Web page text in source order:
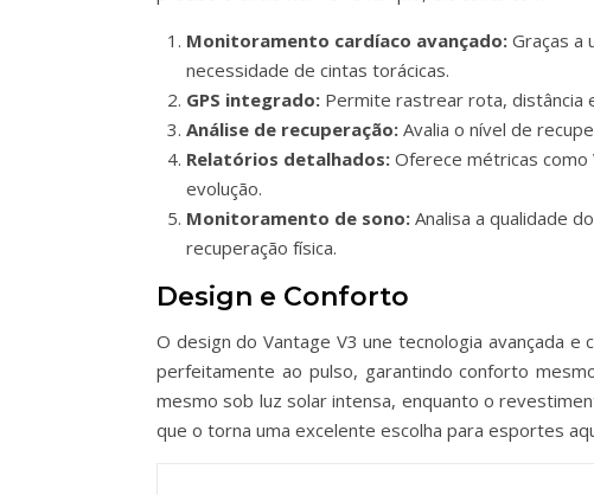
Monitoramento cardíaco avançado: Graças a
necessidade de cintas torácicas.
GPS integrado: Permite rastrear rota, distância
Análise de recuperação: Avalia o nível de
Relatórios detalhados: Oferece métricas como
evolução.
Monitoramento de sono: Analisa a qualidade
recuperação física.
Design e Conforto
O design do Vantage V3 une tecnologia avançada
perfeitamente ao pulso, garantindo conforto
mesmo sob luz solar intensa, enquanto o
que o torna uma excelente escolha para esportes